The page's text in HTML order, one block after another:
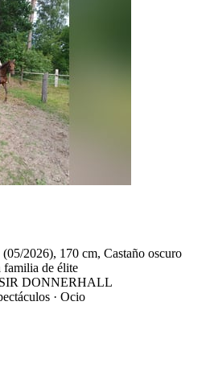
2026), 170 cm, Castaño oscuro
familia de élite
DONNERHALL
· Ocio